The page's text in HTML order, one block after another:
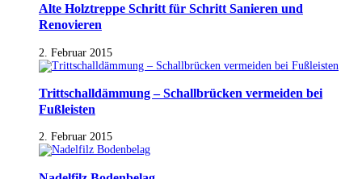
Alte Holztreppe Schritt für Schritt Sanieren und
Renovieren
2. Februar 2015
Trittschalldämmung – Schallbrücken vermeiden bei
Fußleisten
2. Februar 2015